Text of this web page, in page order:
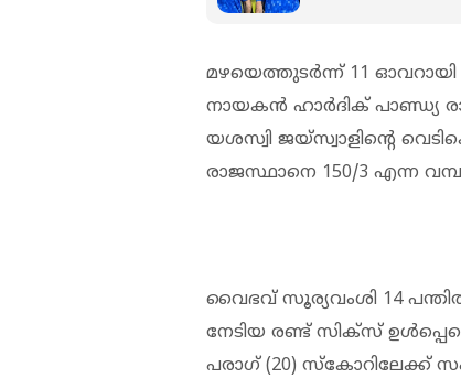
മഴയെത്തുടർന്ന് 11
നായകൻ ഹാർദിക് പാണ്ഡ്യ
യശസ്വി ജയ്‌സ്വാളിന്‍റെ
രാജസ്ഥാനെ 150/3 എന്ന
വൈഭവ് സൂര്യവംശി 14
നേടിയ രണ്ട് സിക്സ്
പരാഗ് (20) സ്കോറിലേക്ക്